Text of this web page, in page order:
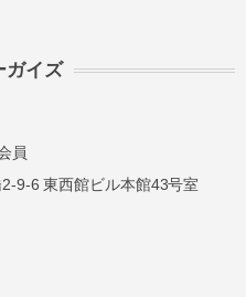
ガイズ
員
9-6 東西館ビル本館43号室